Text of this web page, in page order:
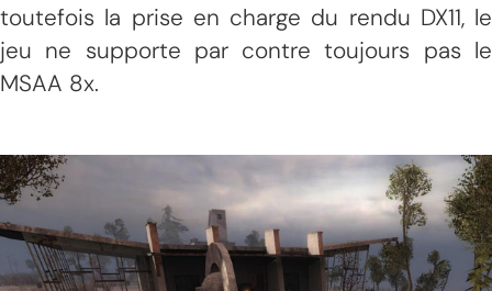
toutefois la prise en charge du rendu DX11, le
jeu ne supporte par contre toujours pas le
MSAA 8x.